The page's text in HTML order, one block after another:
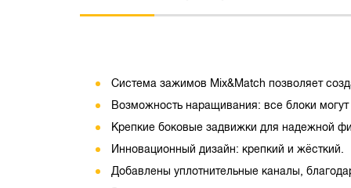
Система зажимов Mix&Match позволяет
Возможность наращивания: все блоки
Крепкие боковые задвижки для надежной
Инновационный дизайн: крепкий и жёсткий.
Добавлены уплотнительные каналы,